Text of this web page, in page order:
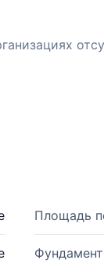
Площадь